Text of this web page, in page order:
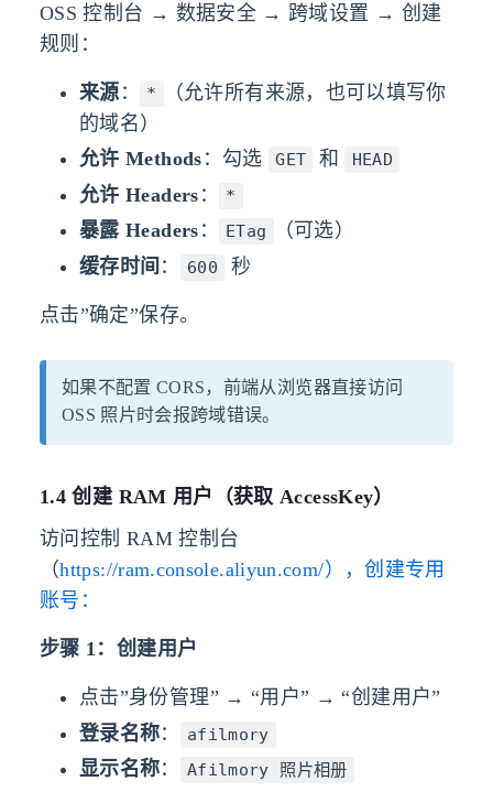
OSS 控制台 → 数据安全 → 跨域设置 → 创建
规则：
来源 ： *
（允许所有来源，也可以填写你
的域名）
允许 Methods ：勾选 GET 和 HEAD
允许 Headers ： *
暴露 Headers ： ETag
（可选）
缓存时间 ： 600 秒
点击”确定”保存。
如果不配置 CORS，前端从浏览器直接访问
OSS 照片时会报跨域错误。
1.4 创建 RAM 用户（获取 AccessKey）
访问控制 RAM 控制台
（https://ram.console.aliyun.com/），创建专用
账号：
步骤 1：创建用户
点击”身份管理” → “用户” → “创建用户”
登录名称： afilmory
显示名称： Afilmory 照片相册